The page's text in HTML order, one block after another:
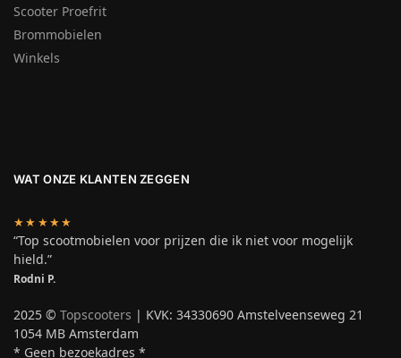
Scooter Proefrit
Brommobielen
Winkels
WAT ONZE KLANTEN ZEGGEN
★★★★★
“Top scootmobielen voor prijzen die ik niet voor mogelijk
hield.”
Rodni P.
2025 © Topscooters | KVK: 34330690 Amstelveenseweg 21
1054 MB Amsterdam
* Geen bezoekadres *